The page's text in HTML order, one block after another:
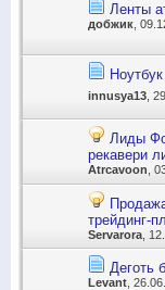
Ленты
добжик ,
innusya13 ,
Лиды
рекавери
Atrcavoon ,
трейдинг-
Servarora ,
Деготь
Levant ,